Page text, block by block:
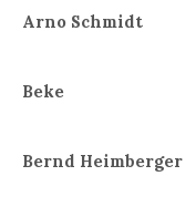
Arno Schmidt
Beke
Bernd Heimberger